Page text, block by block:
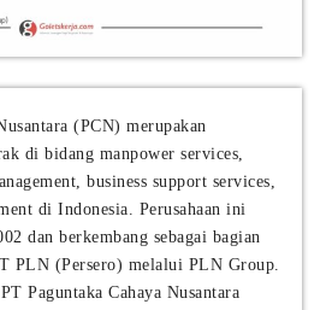
(PCN) merupakan
di bidang manpower services,
business support services,
di Indonesia. Perusahaan ini
dan berkembang sebagai bagian
PLN (Persero) melalui PLN Group.
Paguntaka Cahaya Nusantara